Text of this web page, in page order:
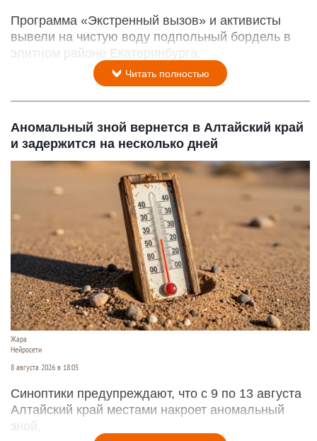
Программа «Экстренный вызов» и активисты
вывели на чистую воду подпольный бордель в
элитном районе Екатеринбурга.
Читать полностью
Аномальный зной вернется в Алтайский край
и задержится на несколько дней
Жара
Нейросети
8 августа 2026 в 18:05
Синоптики предупреждают, что с 9 по 13 августа
Алтайский край местами накроет аномальный
зной.